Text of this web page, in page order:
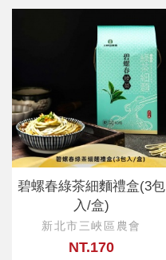
碧螺春綠茶細麵禮盒(3包
入/盒)
新北市三峽區農會
NT.170